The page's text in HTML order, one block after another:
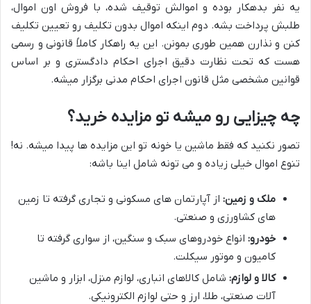
یه نفر بدهکار بوده و اموالش توقیف شده، با فروش اون اموال،
طلبش پرداخت بشه. دوم اینکه اموال بدون تکلیف رو تعیین تکلیف
کنن و نذارن همین طوری بمونن. این یه راهکار کاملاً قانونی و رسمی
هست که تحت نظارت دقیق اجرای احکام دادگستری و بر اساس
قوانین مشخصی مثل قانون اجرای احکام مدنی برگزار میشه.
چه چیزایی رو میشه تو مزایده خرید؟
تصور نکنید که فقط ماشین یا خونه تو این مزایده ها پیدا میشه. نه!
تنوع اموال خیلی زیاده و می تونه شامل اینا باشه:
ملک و زمین: از آپارتمان های مسکونی و تجاری گرفته تا زمین
های کشاورزی و صنعتی.
خودرو: انواع خودروهای سبک و سنگین، از سواری گرفته تا
کامیون و موتور سیکلت.
کالا و لوازم: شامل کالاهای انباری، لوازم منزل، ابزار و ماشین
آلات صنعتی، طلا، ارز و حتی لوازم الکترونیکی.